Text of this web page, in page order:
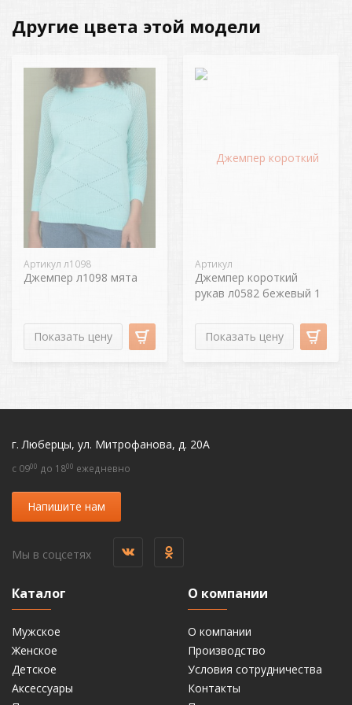
Другие цвета этой модели
Артикул л1098
Джемпер л1098 мята
Показать цену
Артикул
Джемпер короткий
рукав л0582 бежевый 1
Показать цену
г. Люберцы, ул. Митрофанова, д. 20А
c 0900 до 1800 ежедневно
Напишите нам
Мы в соцсетях
Каталог
Мужское
Женское
Детское
Аксессуары
О компании
О компании
Производство
Условия сотрудничества
Контакты